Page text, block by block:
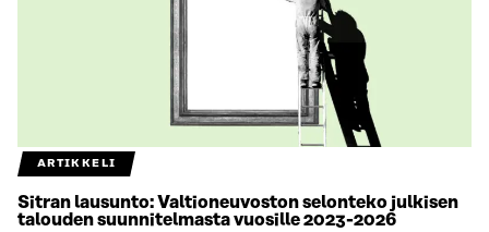
ARTIKKELI
Sitran lausunto: Valtioneuvoston selonteko julkisen
talouden suunnitelmasta vuosille 2023-2026